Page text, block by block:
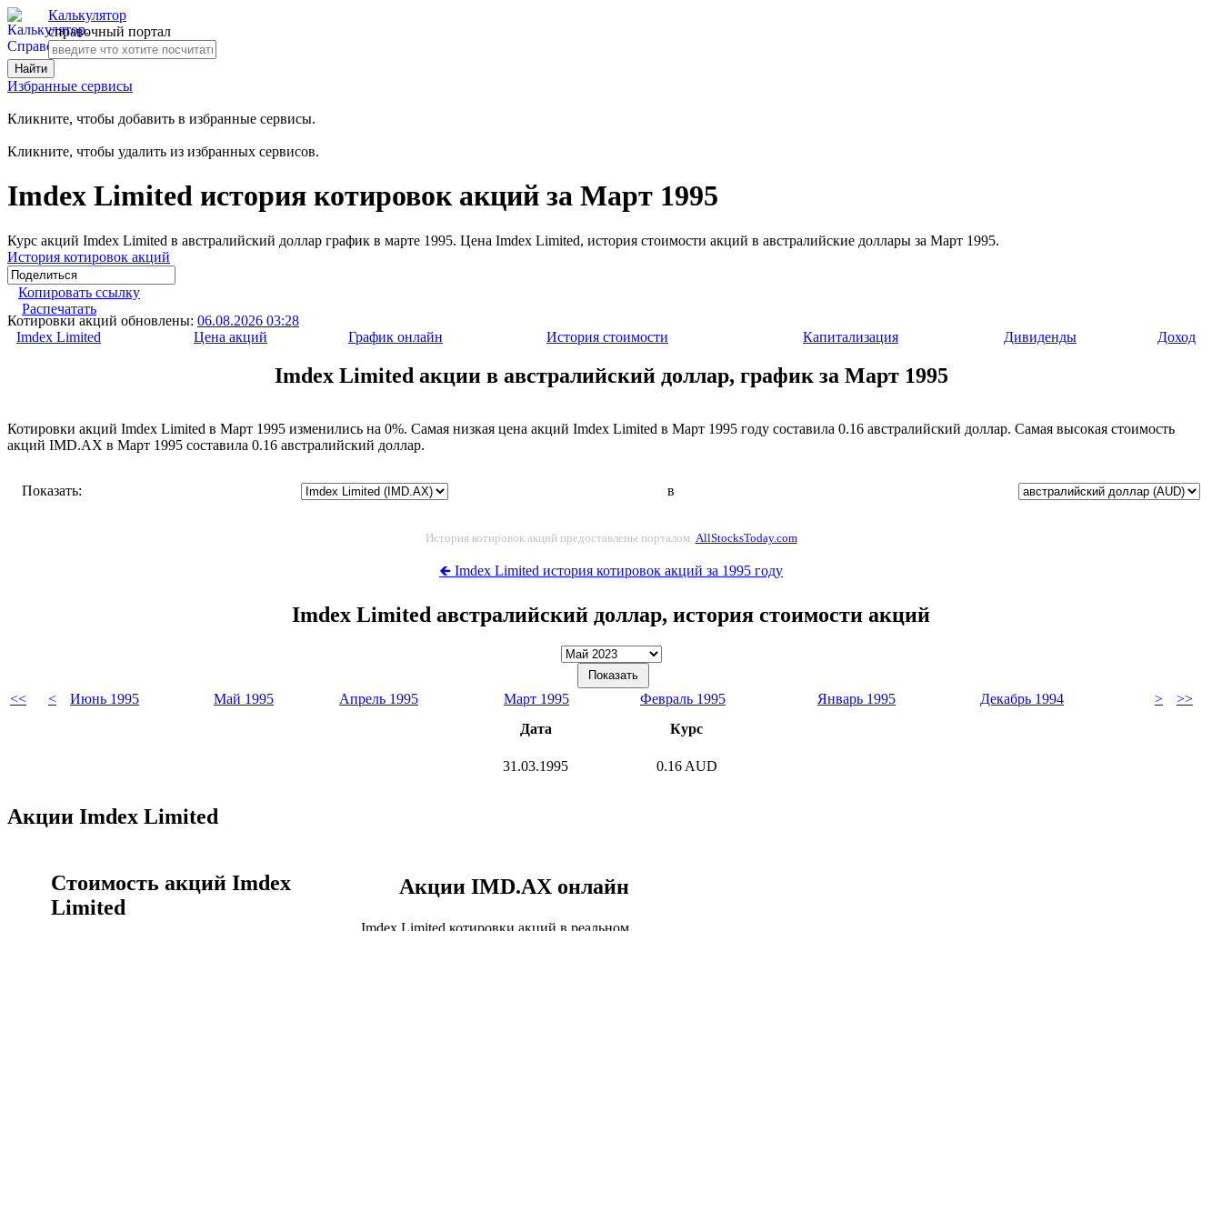
Калькулятор
справочный портал
Избранные сервисы
Кликните, чтобы добавить в избранные сервисы.
Кликните, чтобы удалить из избранных сервисов.
Imdex Limited история котировок акций за Март 1995
Курс акций Imdex Limited в австралийский доллар график в марте 1995. Цена Imdex Limited, история стоимости акций в австралийские доллары за Март 1995.
История котировок акций
Копировать ссылку
Распечатать
Котировки акций обновлены: 06.08.2026 03:28
Imdex Limited
Цена акций График онлайн История стоимости Капитализация Дивиденды Доход
Imdex Limited акции в австралийский доллар, график за Март 1995
Котировки акций Imdex Limited в Март 1995 изменились на 0%. Самая низкая цена акций Imdex Limited в Март 1995 году составила 0.16 австралийский доллар. Самая высокая стоимость
акций IMD.AX в Март 1995 составила 0.16 австралийский доллар.
Показать: в
История котировок акций предоставлены порталом AllStocksToday.com
🡸 Imdex Limited история котировок акций за 1995 году
Imdex Limited австралийский доллар, история стоимости акций
<< < Июнь 1995 Май 1995 Апрель 1995 Март 1995 Февраль 1995 Январь 1995 Декабрь 1994 >
>>
Дата
Курс
31.03.1995 0.16 AUD
Акции Imdex Limited
Стоимость акций Imdex
Limited
Акции IMD.AX онлайн
Imdex Limited котировки акций в реальном